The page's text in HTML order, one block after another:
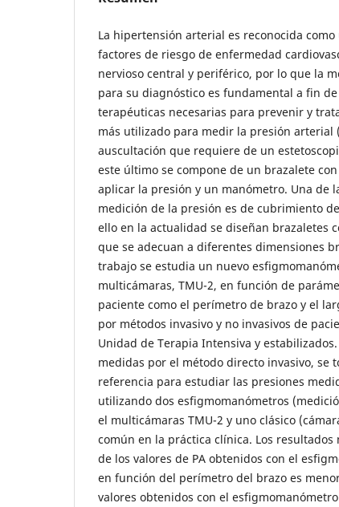
La hipertensión arterial es reconocida
factores de riesgo de enfermedad
nervioso central y periférico, por lo que la
para su diagnóstico es fundamental a fin
terapéuticas necesarias para prevenir y
más utilizado para medir la presión arterial
auscultación que requiere de un
este último se compone de un brazalete
aplicar la presión y un manómetro. Una de
medición de la presión es de cubrimiento
ello en la actualidad se diseñan brazaletes
que se adecuan a diferentes dimensiones
trabajo se estudia un nuevo
multicámaras, TMU-2, en función de
paciente como el perímetro de brazo y el
por métodos invasivo y no invasivos de
Unidad de Terapia Intensiva y
medidas por el método directo invasivo, se
referencia para estudiar las presiones
utilizando dos esfigmomanómetros
el multicámaras TMU-2 y uno clásico
común en la práctica clínica. Los
de los valores de PA obtenidos con el
en función del perímetro del brazo es
valores obtenidos con el